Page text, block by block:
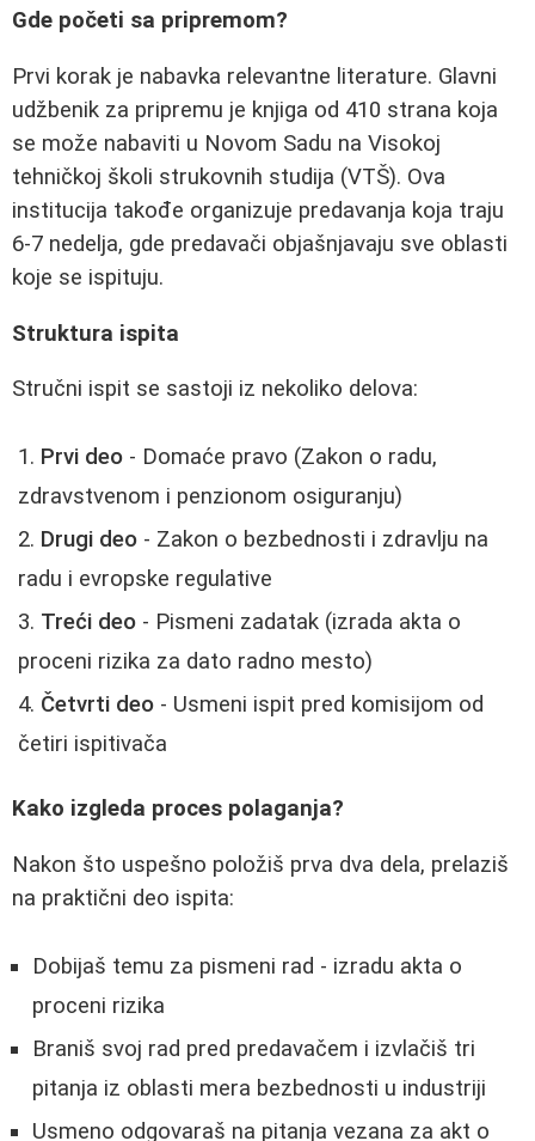
Gde početi sa pripremom?
Prvi korak je nabavka relevantne literature. Glavni
udžbenik za pripremu je knjiga od 410 strana koja
se može nabaviti u Novom Sadu na Visokoj
tehničkoj školi strukovnih studija (VTŠ). Ova
institucija takođe organizuje predavanja koja traju
6-7 nedelja, gde predavači objašnjavaju sve oblasti
koje se ispituju.
Struktura ispita
Stručni ispit se sastoji iz nekoliko delova:
Prvi deo - Domaće pravo (Zakon o radu,
zdravstvenom i penzionom osiguranju)
Drugi deo - Zakon o bezbednosti i zdravlju na
radu i evropske regulative
Treći deo - Pismeni zadatak (izrada akta o
proceni rizika za dato radno mesto)
Četvrti deo - Usmeni ispit pred komisijom od
četiri ispitivača
Kako izgleda proces polaganja?
Nakon što uspešno položiš prva dva dela, prelaziš
na praktični deo ispita:
Dobijaš temu za pismeni rad - izradu akta o
proceni rizika
Braniš svoj rad pred predavačem i izvlačiš tri
pitanja iz oblasti mera bezbednosti u industriji
Usmeno odgovaraš na pitanja vezana za akt o